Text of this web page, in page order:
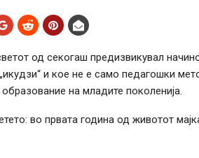
од секогаш предизвикувал
и кое не е само педагошки
на младите поколенија.
во првата година од животот